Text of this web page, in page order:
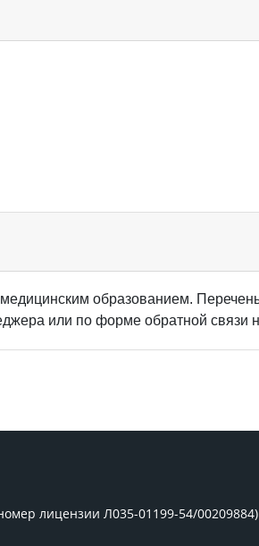
образованием.
или по форме обратной связи
лицензии Л035-01199-54/00209884)